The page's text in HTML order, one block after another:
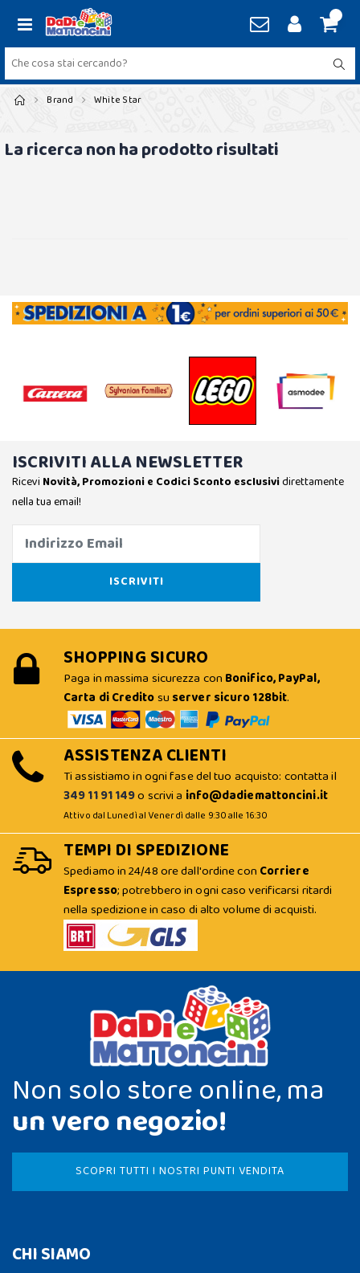
Brand White Star
La ricerca non ha prodotto risultati
ISCRIVITI ALLA NEWSLETTER
Ricevi Novità, Promozioni e Codici Sconto esclusividirettamente
nella tua email!
SHOPPING SICURO
Paga in massima sicurezza con Bonifico, PayPal,
Carta di Creditosu server sicuro 128bit.
ASSISTENZA CLIENTI
Ti assistiamo in ogni fase del tuo acquisto: contatta il
349 11 91 149o scrivi a info@dadiemattoncini.it
Attivo dal Lunedì al Venerdì dalle 9:30 alle 16:30
TEMPI DI SPEDIZIONE
Spediamo in 24/48 ore dall'ordine con Corriere
Espresso; potrebbero in ogni caso verificarsi ritardi
nella spedizione in caso di alto volume di acquisti.
Non solo store online, ma
un vero negozio!
SCOPRI TUTTI I NOSTRI PUNTI VENDITA
CHI SIAMO